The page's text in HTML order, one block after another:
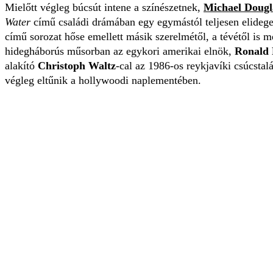
Mielőtt végleg búcsút intene a színészetnek, Michael
Water című családi drámában egy egymástól teljesen
című sorozat hőse emellett másik szerelmétől, a tévétől is
hidegháborús műsorban az egykori amerikai elnök, Ronald
alakító Christoph Waltz-cal az 1986-os reykjavíki
végleg eltűnik a hollywoodi naplementében.